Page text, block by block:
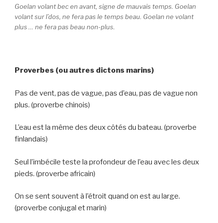
Goelan volant bec en avant, signe de mauvais temps. Goelan
volant sur l’dos, ne fera pas le temps beau. Goelan ne volant
plus … ne fera pas beau non-plus.
Proverbes (ou autres dictons marins)
Pas de vent, pas de vague, pas d’eau, pas de vague non
plus. (proverbe chinois)
L’eau est la même des deux côtés du bateau. (proverbe
finlandais)
Seul l’imbécile teste la profondeur de l’eau avec les deux
pieds. (proverbe africain)
On se sent souvent à l’étroit quand on est au large.
(proverbe conjugal et marin)